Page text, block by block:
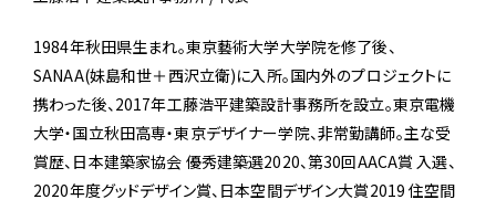
1984年秋田県生まれ。東京藝術大学大学院を修了後、
SANAA(妹島和世＋西沢立衛)に入所。国内外のプロジェクトに
携わった後、2017年工藤浩平建築設計事務所を設立。東京電機
大学・国立秋田高専・東京デザイナー学院、非常勤講師。主な受
賞歴、日本建築家協会 優秀建築選2020、第30回AACA賞 入選、
2020年度グッドデザイン賞、日本空間デザイン大賞2019 住空間